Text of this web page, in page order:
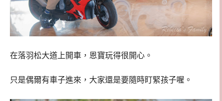
在落羽松大道上開車，恩寶玩得很開心。
只是偶爾有車子進來，大家還是要隨時盯緊孩子喔。